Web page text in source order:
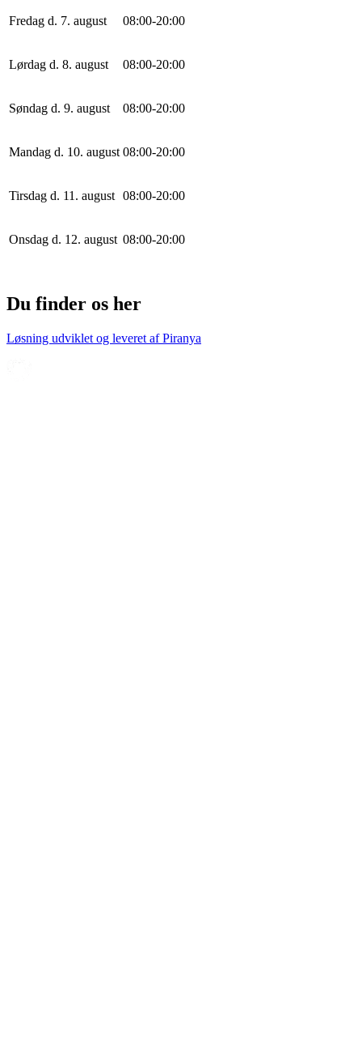
Fredag d. 7. august 08:00-20:00
Lørdag d. 8. august 08:00-20:00
Søndag d. 9. august 08:00-20:00
Mandag d. 10. august 08:00-20:00
Tirsdag d. 11. august 08:00-20:00
Onsdag d. 12. august 08:00-20:00
Du finder os her
Løsning udviklet og leveret afPiranya